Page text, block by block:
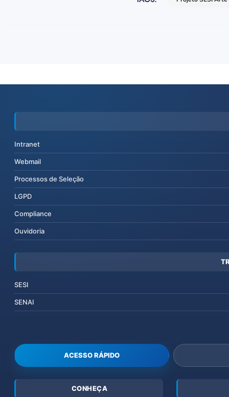
Intranet
Webmail
Processos de Seleção
LGPD
Compliance
Ouvidoria
SESI
SENAI
ACESSO RÁPIDO
CONHEÇA